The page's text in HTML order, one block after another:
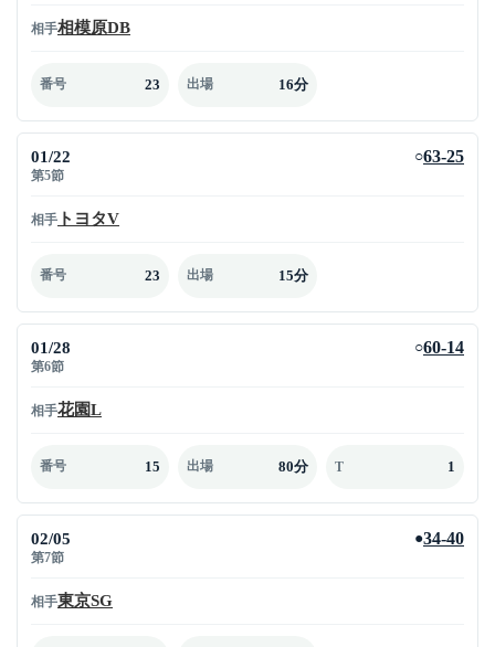
相手相模原DB
番号 23 出場 16分
01/22
第5節
○63-25
相手 トヨタV
番号 23 出場 15分
01/28
第6節
○60-14
相手花園L
番号 15 出場 80分 T 1
02/05
第7節
●34-40
相手東京SG